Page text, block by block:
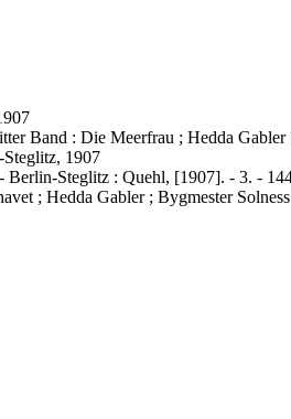
Band : Die Meerfrau ; Hedda Gabler
1907
Berlin-Steglitz : Quehl, [1907]. - 3. -
; Hedda Gabler ; Bygmester Solness